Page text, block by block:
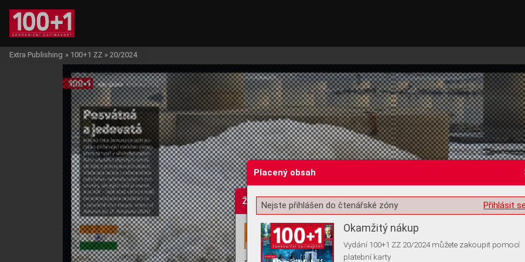
Žádost o souhlas s ukládáním volitelných informací
Extra Publishing » 100+1 ZZ » 20/2024
Placený obsah
Přihlásit
Nejste přihlášen do čtenářské zóny
Okamžitý nákup
Vydání 100+1 ZZ 20/2024 můžete zakoupit pomocí
platební karty